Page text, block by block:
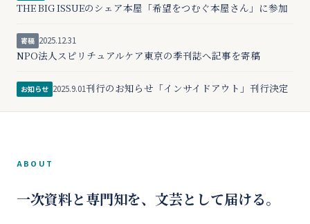
THE BIG ISSUEのシェア本屋「希望をつむぐ本屋さん」に参加
寄稿 2025.12.31
NPO法人スピリチュアルケア東京の季刊誌へ記事を寄稿
お知らせ 2025.9.01刊行のお知らせ「インサイドアウト」刊行決定
ABOUT
一次資料と専門知を、文芸として届ける。